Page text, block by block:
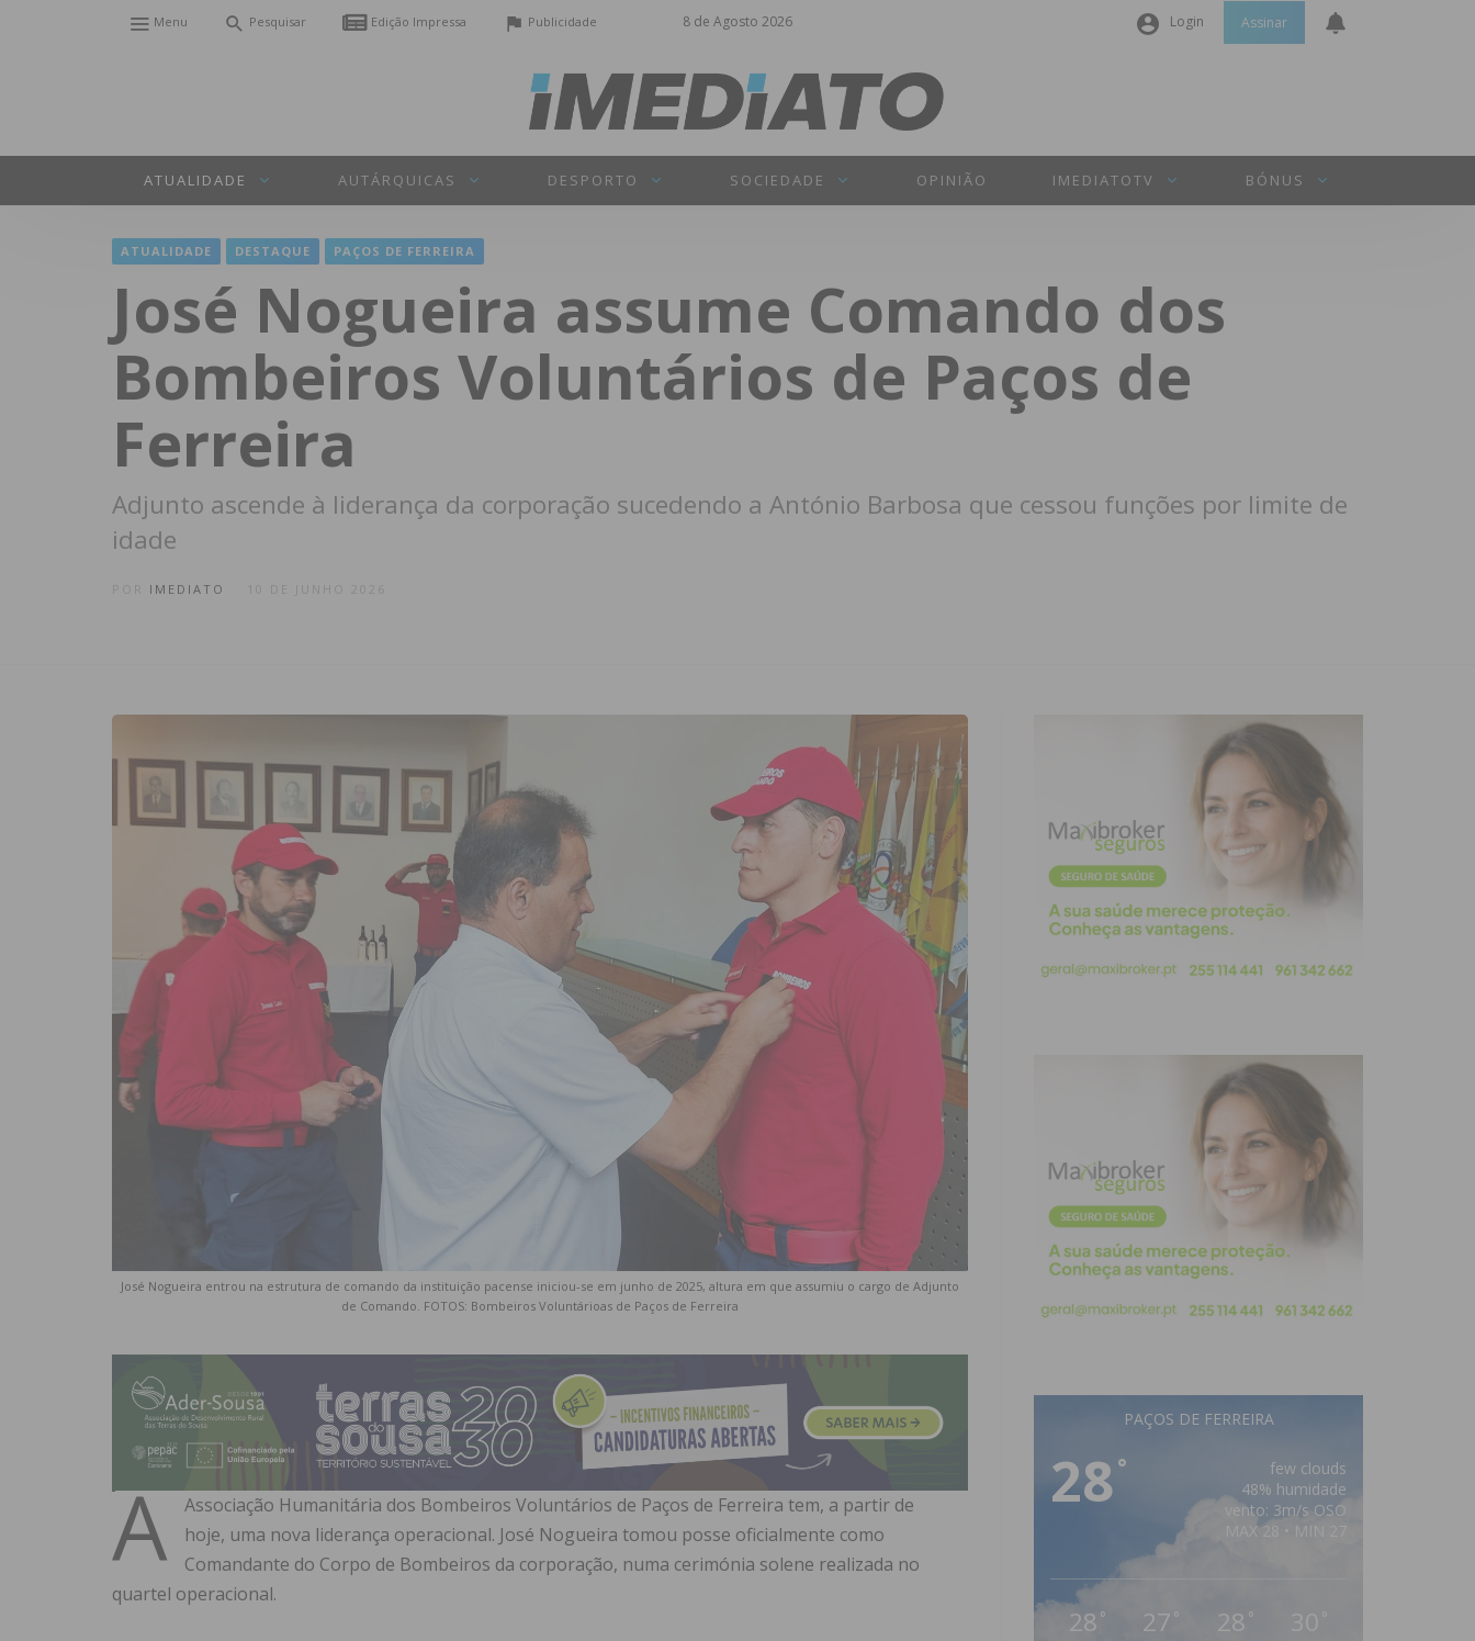
8 de Agosto 2026
Menu Pesquisar Edição Impressa Publicidade Login
Senha
INICIAR SESSÃO
Perdeu a sua senha?
Assinar
ATUALIDADE AUTÁRQUICAS DESPORTO SOCIEDADE OPINIÃO IMEDIATOTV BÓNUS
ATUALIDADE DESTAQUE PAÇOS DE FERREIRA
José Nogueira assume Comando dos
Bombeiros Voluntários de Paços de
Ferreira
Adjunto ascende à liderança da corporação sucedendo a António Barbosa que cessou funções por limite de
idade
IMEDIATO
José Nogueira entrou na estrutura de comando da instituição pacense iniciou-se em junho de 2025, altura em que assumiu o cargo de Adjunto
de Comando. FOTOS: Bombeiros Voluntárioas de Paços de Ferreira
A
Associação Humanitária dos Bombeiros Voluntários de Paços de Ferreira tem, a partir de
hoje, uma nova liderança operacional. José Nogueira tomou posse oficialmente como
Comandante do Corpo de Bombeiros da corporação, numa cerimónia solene realizada no
quartel operacional.
PAÇOS DE FERREIRA
28°
few clouds
48% humidade
vento: 3m/s OSO
MAX 28 • MIN 27
28 ° 27 ° 28 ° 30 °